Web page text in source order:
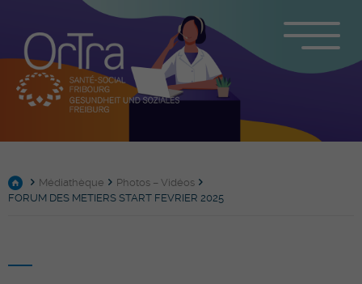
Médiathèque
Photos – Vidéos
FORUM DES METIERS START FEVRIER 2025